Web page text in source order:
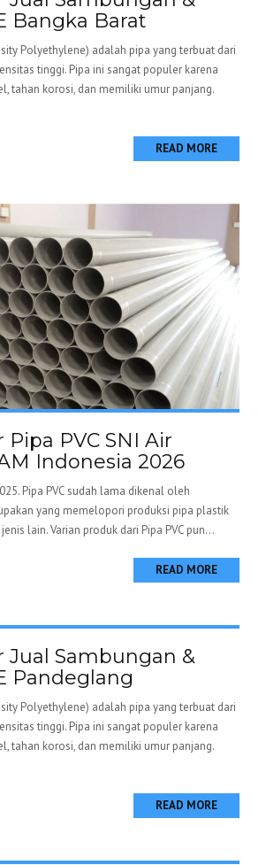
Bangka Barat
Polyethylene) adalah pipa yang terbuat dari
tinggi. Pipa ini sangat populer karena
tahan korosi, dan memiliki umur panjang.
READ MORE
PVC SNI Air
Indonesia 2026
Pipa PVC sudah lama dikenal oleh
yang memelopori produksi pipa plastik
lain. Varian produk dari Pipa PVC pun...
READ MORE
Jual Sambungan &
Pandeglang
Polyethylene) adalah pipa yang terbuat dari
tinggi. Pipa ini sangat populer karena
tahan korosi, dan memiliki umur panjang.
READ MORE